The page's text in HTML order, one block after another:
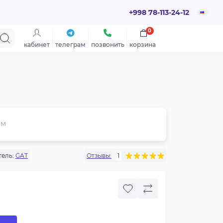
+998 78-113-24-12
кабинет телеграм позвонить корзина
0
GAT Отзывы: 1